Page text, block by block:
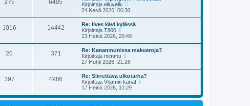
s
t
i
i
ä
u
u
s
i
v
i
e
s
t
i
275 6405
Kirjoittaja elluvellu
ä
ä
u
u
s
i
v
i
e
s
t
i
24 Kesä 2026, 06:30
1016 14442
Re: Ilves kävi kylässä
Kirjoittaja T800
ä
ä
u
u
s
n
v
i
e
23 Heinä 2026, 20:49
20 371
Re: Kananmunissa makueroja?
Kirjoittaja mimmu
ä
ä
u
u
s
i
27 Huhti 2026, 21:26
397 4986
Re: Siirrettävä ulkotarha?
Kirjoittaja Viljamin kanat
t
17 Heinä 2026, 13:29